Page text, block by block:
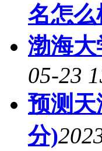
名怎么
渤海
05-23
预测天
分)